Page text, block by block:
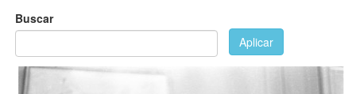
Buscar
Aplicar